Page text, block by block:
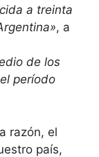
a treinta
, a
de los
período
razón, el
país,